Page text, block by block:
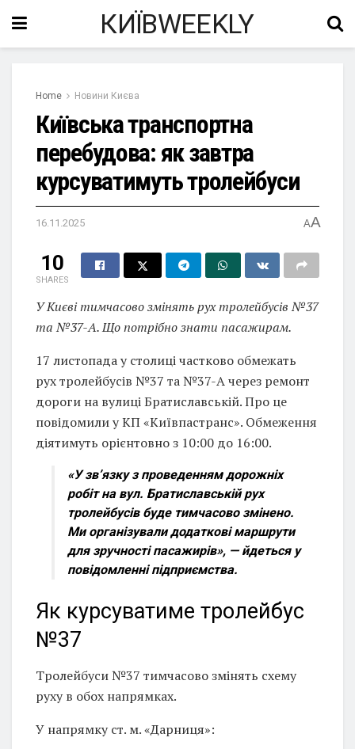
КИЇВWEEKLY
Home Новини Києва
Київська транспортна
перебудова: як завтра
курсуватимуть тролейбуси
16.11.2025 AA
10
SHARES
У Києві тимчасово змінять рух тролейбусів №37
та №37-А. Що потрібно знати пасажирам.
17 листопада у столиці частково обмежать
рух тролейбусів №37 та №37-А через ремонт
дороги на вулиці Братиславській. Про це
повідомили у КП «Київпастранс». Обмеження
діятимуть орієнтовно з 10:00 до 16:00.
«У зв’язку з проведенням дорожніх
робіт на вул. Братиславській рух
тролейбусів буде тимчасово змінено.
Ми організували додаткові маршрути
для зручності пасажирів», — йдеться у
повідомленні підприємства.
Як курсуватиме тролейбус
№37
Тролейбуси №37 тимчасово змінять схему
руху в обох напрямках.
У напрямку ст. м. «Дарниця»: